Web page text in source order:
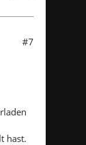
#7
hast.